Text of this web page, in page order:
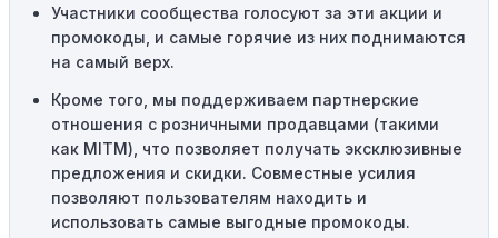
привести к неработоспособности кодов промокодов. В
таких случаях следует обратиться за помощью в
службу поддержки.
Участники сообщества голосуют за эти акции и
промокоды, и самые горячие из них поднимаются
на самый верх.
Кроме того, мы поддерживаем партнерские
отношения с розничными продавцами (такими
как MITM), что позволяет получать эксклюзивные
предложения и скидки. Совместные усилия
позволяют пользователям находить и
использовать самые выгодные промокоды.